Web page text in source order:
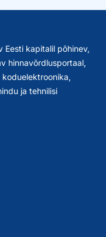
Eesti kapitalil põhinev,
hinnavõrdlusportaal,
ja tehnilisi